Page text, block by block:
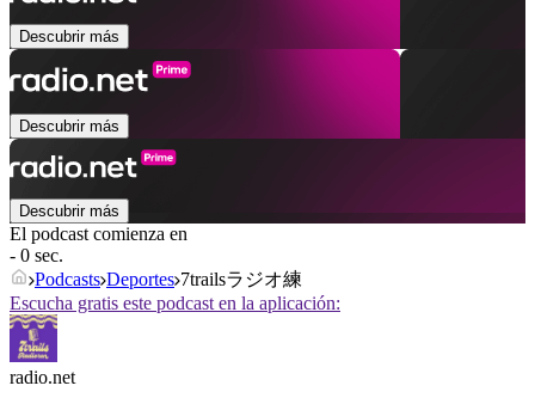
Descubrir más
Descubrir más
Descubrir más
El podcast comienza en
- 0 sec.
Podcasts Deportes 7trailsラジオ練
Escucha gratis este podcast en la aplicación:
radio.net